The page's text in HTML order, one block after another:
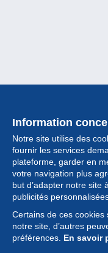
Information
Notre site utilise des
fournir les services
plateforme, garder en
votre navigation plus
but d’adapter notre site
publicités
Certains de ces
notre site, d’autres
préférences. En savoir
Collection
Actualités
Fonctionnalités